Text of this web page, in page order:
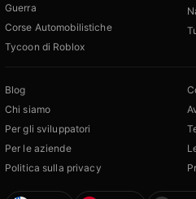
Guerra
Corse Automobilistiche
Tycoon di Roblox
Blog
Chi siamo
Per gli sviluppatori
Per le aziende
Politica sulla privacy